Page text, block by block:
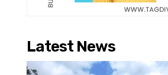
Latest News